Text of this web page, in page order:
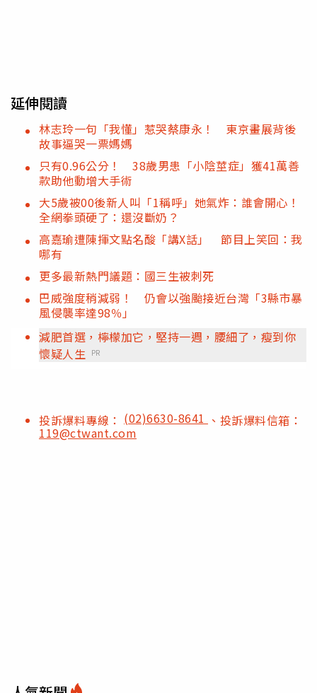
延伸閱讀
林志玲一句「我懂」惹哭蔡康永！ 東京畫展背後
故事逼哭一票媽媽
只有0.96公分！ 38歲男患「小陰莖症」獲41萬善
款助他動增大手術
大5歲被00後新人叫「1稱呼」她氣炸：誰會開心！
全網拳頭硬了：還沒斷奶？
高嘉瑜遭陳揮文點名酸「講X話」 節目上笑回：我
哪有
更多最新熱門議題：國三生被刺死
巴威強度稍減弱！ 仍會以強颱接近台灣「3縣市暴
風侵襲率達98％」
減肥首選，檸檬加它，堅持一週，腰細了，瘦到你
懷疑人生 PR
投訴爆料專線： (02)6630-8641 、投訴爆料信箱：
119@ctwant.com